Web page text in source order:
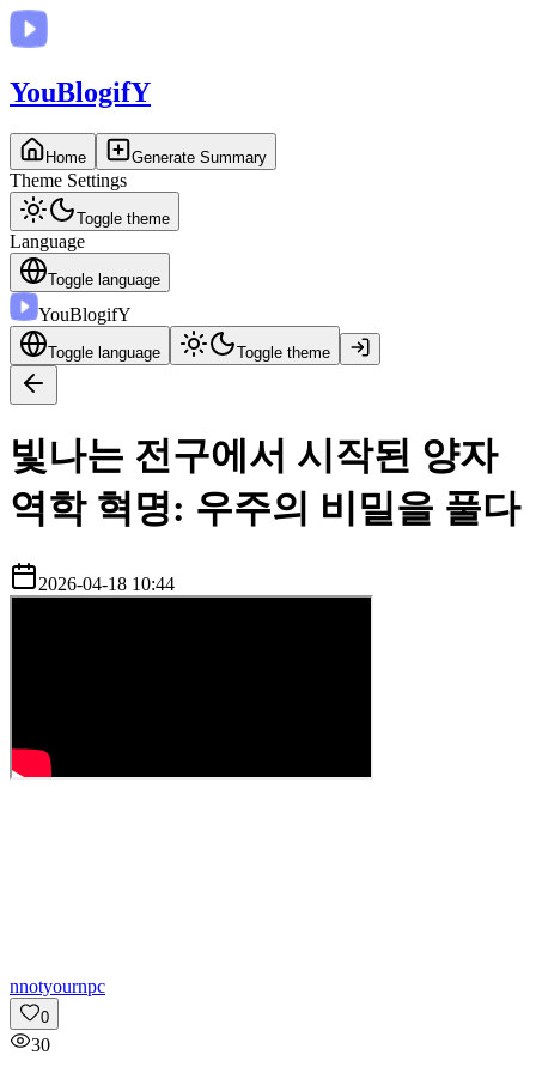
YouBlogifY
Home Generate Summary
Theme Settings
Toggle theme
Language
Toggle language
YouBlogifY
Toggle language Toggle theme
빛나는 전구에서 시작된 양자
역학 혁명: 우주의 비밀을 풀다
2026-04-18 10:44
nnotyournpc
0
30